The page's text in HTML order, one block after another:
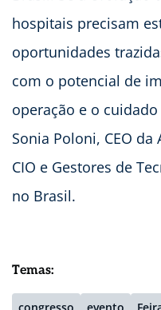
hospitais precisam
oportunidades
com o potencial de
operação e o
Sonia Poloni, CEO
CIO e Gestores de
no Brasil.
Temas: